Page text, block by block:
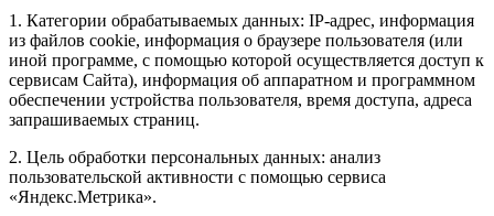
1. Категории обрабатываемых данных: IP-адрес, информация
из файлов cookie, информация о браузере пользователя (или
иной программе, с помощью которой осуществляется доступ к
сервисам Сайта), информация об аппаратном и программном
обеспечении устройства пользователя, время доступа, адреса
запрашиваемых страниц.
2. Цель обработки персональных данных: анализ
пользовательской активности с помощью сервиса
«Яндекс.Метрика».